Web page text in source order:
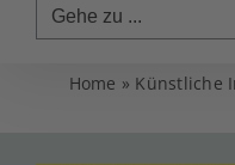
Gehe zu ...
Home » Künstliche